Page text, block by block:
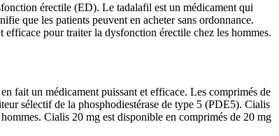
érectile (ED). Le tadalafil est un médicament qui
que les patients peuvent en acheter sans ordonnance.
pour traiter la dysfonction érectile chez les hommes.
fait un médicament puissant et efficace. Les comprimés de
sélectif de la phosphodiestérase de type 5 (PDE5). Cialis
Cialis 20 mg est disponible en comprimés de 20 mg